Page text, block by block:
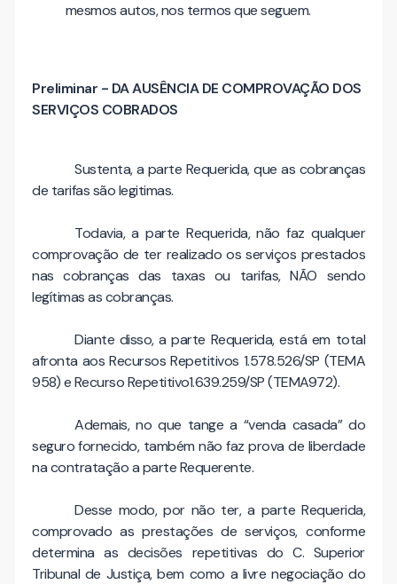
mesmos autos, nos termos que seguem.
Preliminar - DA AUSÊNCIA DE COMPROVAÇÃO DOS
SERVIÇOS COBRADOS
Sustenta, a parte Requerida, que as cobranças
de tarifas são legitimas.
Todavia, a parte Requerida, não faz qualquer
comprovação de ter realizado os serviços prestados
nas cobranças das taxas ou tarifas, NÃO sendo
legítimas as cobranças.
Diante disso, a parte Requerida, está em total
afronta aos Recursos Repetitivos 1.578.526/SP (TEMA
958) e Recurso Repetitivo1.639.259/SP (TEMA972).
Ademais, no que tange a “venda casada” do
seguro fornecido, também não faz prova de liberdade
na contratação a parte Requerente.
Desse modo, por não ter, a parte Requerida,
comprovado as prestações de serviços, conforme
determina as decisões repetitivas do C. Superior
Tribunal de Justiça, bem como a livre negociação do